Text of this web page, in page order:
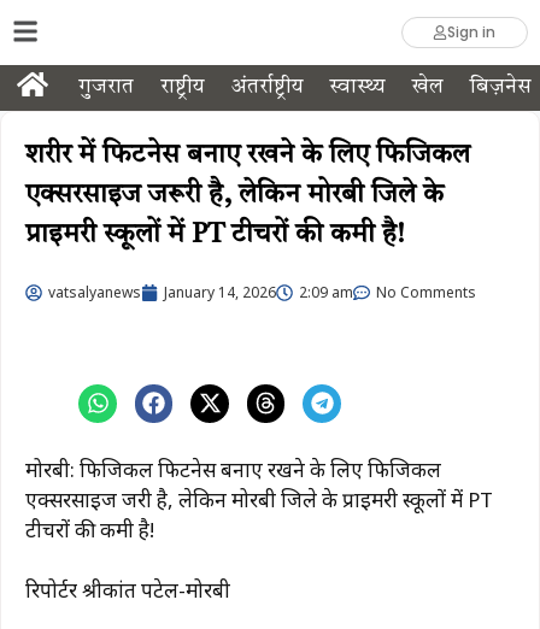
Sign in
गुजरात राष्ट्रीय अंतर्राष्ट्रीय स्वास्थ्य खेल बिज़नेस
शरीर में फिटनेस बनाए रखने के लिए फिजिकल
एक्सरसाइज जरूरी है, लेकिन मोरबी जिले के
प्राइमरी स्कूलों में PT टीचरों की कमी है!
vatsalyanews January 14, 2026 2:09 am No Comments
मोरबी: फिजिकल फिटनेस बनाए रखने के लिए फिजिकल
एक्सरसाइज जरूरी है, लेकिन मोरबी जिले के प्राइमरी स्कूलों में PT
टीचरों की कमी है!
रिपोर्टर श्रीकांत पटेल-मोरबी